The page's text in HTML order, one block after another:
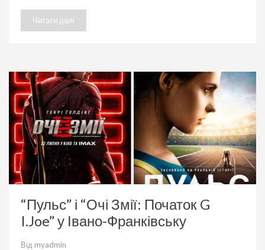
Читати далі
“Пульс” і “Очі Змії: Початок G
I.Joe” у Івано-Франківську
Від myadmin